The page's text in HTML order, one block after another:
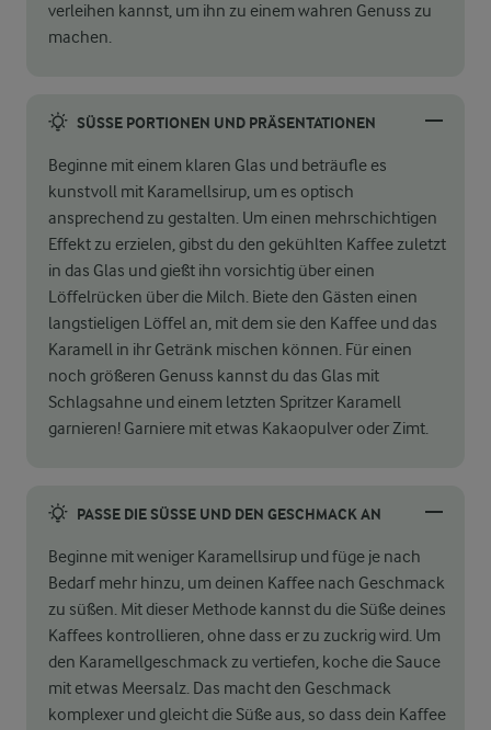
verleihen kannst, um ihn zu einem wahren Genuss zu
machen.
SÜSSE PORTIONEN UND PRÄSENTATIONEN
Beginne mit einem klaren Glas und beträufle es
kunstvoll mit Karamellsirup, um es optisch
ansprechend zu gestalten. Um einen mehrschichtigen
Effekt zu erzielen, gibst du den gekühlten Kaffee zuletzt
in das Glas und gießt ihn vorsichtig über einen
Löffelrücken über die Milch. Biete den Gästen einen
langstieligen Löffel an, mit dem sie den Kaffee und das
Karamell in ihr Getränk mischen können. Für einen
noch größeren Genuss kannst du das Glas mit
Schlagsahne und einem letzten Spritzer Karamell
garnieren! Garniere mit etwas Kakaopulver oder Zimt.
PASSE DIE SÜSSE UND DEN GESCHMACK AN
Beginne mit weniger Karamellsirup und füge je nach
Bedarf mehr hinzu, um deinen Kaffee nach Geschmack
zu süßen. Mit dieser Methode kannst du die Süße deines
Kaffees kontrollieren, ohne dass er zu zuckrig wird. Um
den Karamellgeschmack zu vertiefen, koche die Sauce
mit etwas Meersalz. Das macht den Geschmack
komplexer und gleicht die Süße aus, so dass dein Kaffee